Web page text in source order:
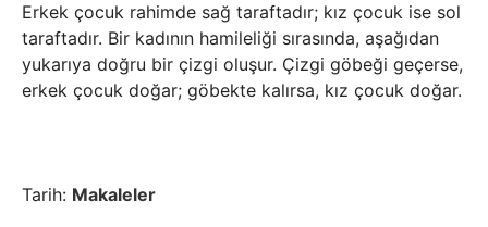
Erkek çocuk rahimde sağ taraftadır; kız çocuk ise sol
taraftadır. Bir kadının hamileliği sırasında, aşağıdan
yukarıya doğru bir çizgi oluşur. Çizgi göbeği geçerse,
erkek çocuk doğar; göbekte kalırsa, kız çocuk doğar.
Tarih: Makaleler